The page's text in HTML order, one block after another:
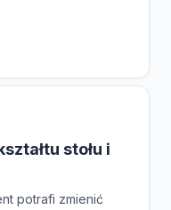
stołu i
potrafi zmienić